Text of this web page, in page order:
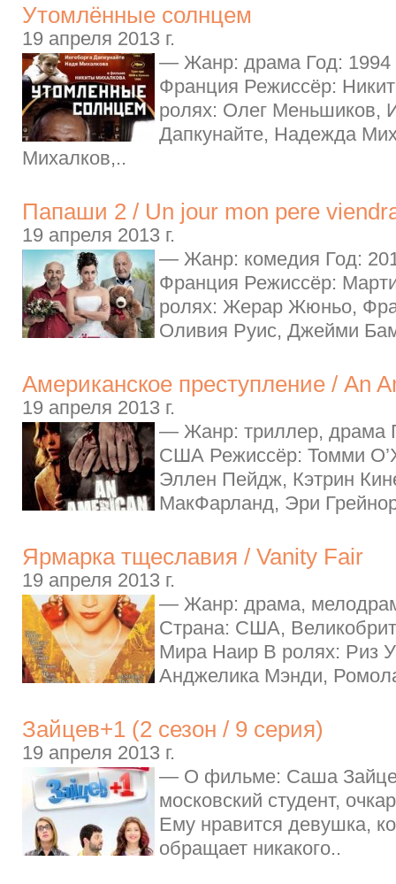
Утомлённые солнцем
19 апреля 2013 г.
— Жанр: драма Год: 1994
Франция Режиссёр:
ролях: Олег Меньшиков,
Дапкунайте, Надежда
Михалков,..
Папаши 2 / Un jour mon pere
19 апреля 2013 г.
— Жанр: комедия Год:
Франция Режиссёр:
ролях: Жерар Жюньо,
Оливия Руис, Джейми
Американское преступление / An
19 апреля 2013 г.
— Жанр: триллер, драма
США Режиссёр: Томми
Эллен Пейдж, Кэтрин
МакФарланд, Эри
Ярмарка тщеславия / Vanity Fair
19 апреля 2013 г.
— Жанр: драма,
Страна: США,
Мира Наир В ролях: Риз
Анджелика Мэнди,
Зайцев+1 (2 cезон / 9 серия)
19 апреля 2013 г.
— О фильме: Саша
московский студент,
Ему нравится девушка,
обращает никакого..